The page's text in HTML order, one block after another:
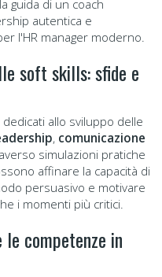
guida di un coach
autentica e
l'HR manager moderno.
soft skills: sfide e
allo sviluppo delle
, comunicazione
simulazioni pratiche
affinare la capacità di
persuasivo e motivare
i momenti più critici.
competenze in